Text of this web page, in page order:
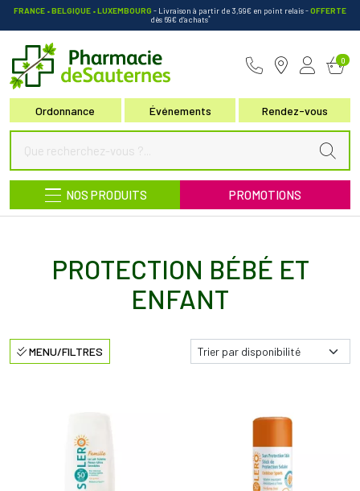
FRANCE • BELGIQUE • LUXEMBOURG - Livraison à partir de 3,99€ en point relais-OFFERTE
dès 69€ d’achats*
Ordonnance Événements Rendez-vous
0
NOS PRODUITS PROMOTIONS
PROTECTION BÉBÉ ET
ENFANT
MENU/FILTRES